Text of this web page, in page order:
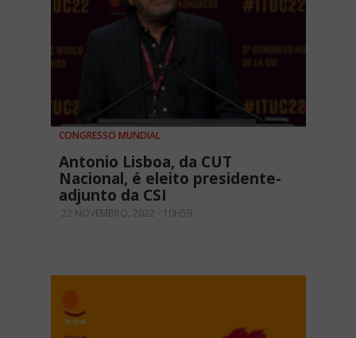
CONGRESSO MUNDIAL
Antonio Lisboa, da CUT
Nacional, é eleito presidente-
adjunto da CSI
22 NOVEMBRO, 2022 - 10H59